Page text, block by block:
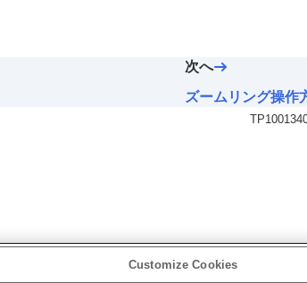
次へ
ズームリング操作
Customize Cookies